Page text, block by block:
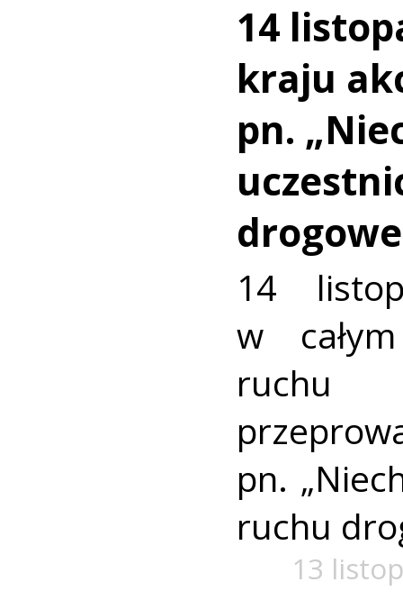
14
kraju
pn.
14
w
ruchu
pn.
ruchu
13